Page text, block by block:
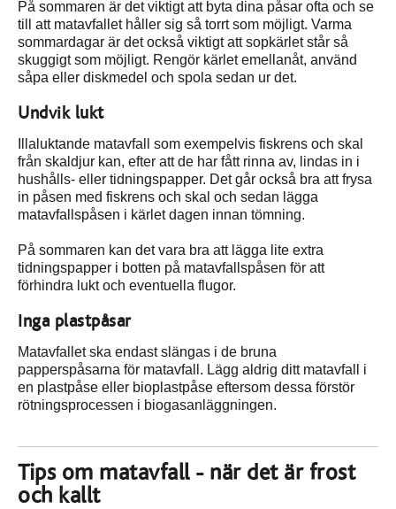
På sommaren är det viktigt att byta dina påsar ofta och se
till att matavfallet håller sig så torrt som möjligt. Varma
sommardagar är det också viktigt att sopkärlet står så
skuggigt som möjligt. Rengör kärlet emellanåt, använd
såpa eller diskmedel och spola sedan ur det.
Undvik lukt
Illaluktande matavfall som exempelvis fiskrens och skal
från skaldjur kan, efter att de har fått rinna av, lindas in i
hushålls- eller tidningspapper. Det går också bra att frysa
in påsen med fiskrens och skal och sedan lägga
matavfallspåsen i kärlet dagen innan tömning.
På sommaren kan det vara bra att lägga lite extra
tidningspapper i botten på matavfallspåsen för att
förhindra lukt och eventuella flugor.
Inga plastpåsar
Matavfallet ska endast slängas i de bruna
papperspåsarna för matavfall. Lägg aldrig ditt matavfall i
en plastpåse eller bioplastpåse eftersom dessa förstör
rötningsprocessen i biogasanläggningen.
Tips om matavfall - när det är frost
och kallt